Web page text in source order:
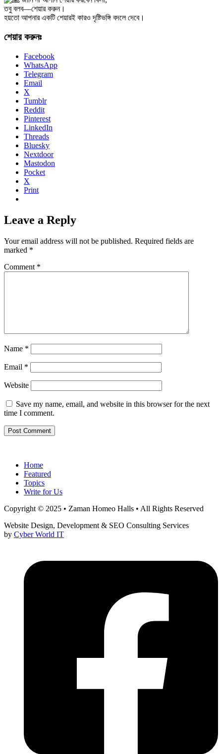
তবু বলব—শেয়ার করুন।
হয়তো আপনার একটি শেয়ারই কারও দৃষ্টিভঙ্গি বদলে দেবে।
শেয়ার করুনঃ
Facebook
WhatsApp
Telegram
Email
X
Tumblr
Reddit
Pinterest
LinkedIn
Threads
Bluesky
Nextdoor
Mastodon
Pocket
X
Print
Leave a Reply
Your email address will not be published. Required fields are
marked *
Comment *
Name *
Email *
Website
Save my name, email, and website in this browser for the next
time I comment.
Home
Featured
Topics
Write for Us
Copyright © 2025 • Zaman Homeo Halls • All Rights Reserved
Website Design, Development & SEO Consulting Services
by Cyber World IT